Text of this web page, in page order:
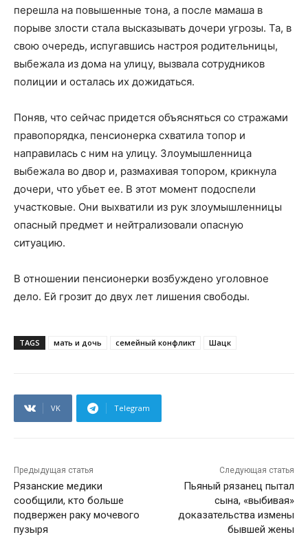
перешла на повышенные тона, а после мамаша в
порыве злости стала высказывать дочери угрозы. Та, в
свою очередь, испугавшись настроя родительницы,
выбежала из дома на улицу, вызвала сотрудников
полиции и осталась их дожидаться.
Поняв, что сейчас придется объясняться со стражами
правопорядка, пенсионерка схватила топор и
направилась с ним на улицу. Злоумышленница
выбежала во двор и, размахивая топором, крикнула
дочери, что убьет ее. В этот момент подоспели
участковые. Они выхватили из рук злоумышленницы
опасный предмет и нейтрализовали опасную
ситуацию.
В отношении пенсионерки возбуждено уголовное
дело. Ей грозит до двух лет лишения свободы.
TAGS мать и дочь семейный конфликт Шацк
VK Telegram
Предыдущая статья
Рязанские медики
сообщили, кто больше
подвержен раку мочевого
пузыря
Следующая статья
Пьяный рязанец пытал
сына, «выбивая»
доказательства измены
бывшей жены